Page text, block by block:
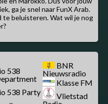
ga je snel naar FunX Arab.
te beluisteren. Wat wil je nog
538
538 Party
BNR
Nieuwsradio
Klasse FM
Vlietstad